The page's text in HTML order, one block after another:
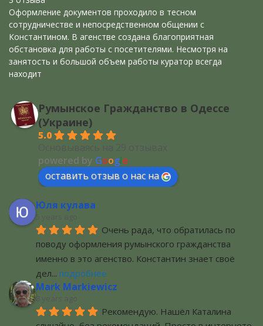
Оформление документов проходило в тесном
сотрудничестве и непосредственном общении с
Константином. В агенстве создана благоприятная
обстановка для работы с посетителями. Несмотря на
занятость и большой объем работы куратор всегда
находит
Румынское Гражданство в Одессе
(Украине)
5.0
powered by Google
оставить отзыв о нас на
Юля кулава
5 years ago
Очень рада, что обратилась по
поводу оформления румынского гражданства
именно в это агенство. Константин знает своё
дел... подробнее
Mark Markiewicz
Рекомендую. Нашёл Каталина